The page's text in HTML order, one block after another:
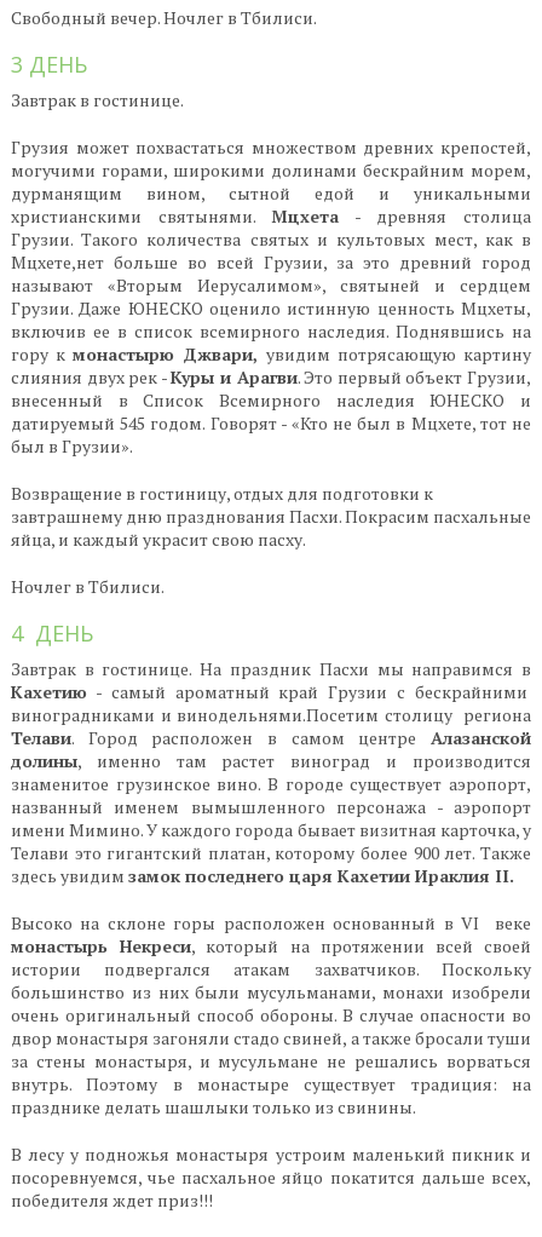
Свободный вечер. Ночлег в Тбилиси.
3 ДЕНЬ
Завтрак в гостинице.
Грузия может похвастаться множеством древних крепостей,
могучими горами, широкими долинами бескрайним морем,
дурманящим вином, сытной едой и уникальными
христианскими святынями.Мцхетa - древняя столица
Грузии. Такого количества святых и культовых мест, как в
Мцхете,нет больше во всей Грузии, за это древний город
называют «Вторым Иерусалимом», святыней и сердцем
Грузии. Даже ЮНЕСКО оценило истинную ценность Мцхеты,
включив ее в список всемирного наследия. Поднявшись на
гору кмонастырю Джвари, увидим потрясающую картину
слияния двух рек -Куры и Арагви. Это первый объект Грузии,
внесенный в Список Всемирного наследия ЮНЕСКО и
датируемый 545 годом. Говорят - «Кто не был в Мцхете, тот не
был в Грузии».
Возвращение в гостиницу, отдых для подготовки к
завтрашнему дню празднования Пасхи. Покрасим пасхальные
яйца, и каждый украсит свою пасху.
Ночлег в Тбилиси.
4 ДЕНЬ
Завтрак в гостинице. На праздник Пасхи мы направимся в
Кахетию - самый ароматный край Грузии с бескрайними
виноградниками и винодельнями.Посетим столицу региона
Телави. Город расположен в самом центреАлазанской
долины, именно там растет виноград и производится
знаменитое грузинское вино. В городе существует аэропорт,
названный именем вымышленного персонажа - аэропорт
имени Мимино. У каждого города бывает визитная карточка, у
Телави это гигантский платан, которому более 900 лет. Также
здесь увидим замок последнего царя Кахетии Ираклия II.
Высоко на склоне горы расположен основанный в VI веке
монастырь Некреси, который на протяжении всей своей
истории подвергался атакам захватчиков. Поскольку
большинство из них были мусульманами, монахи изобрели
очень оригинальный способ обороны. В случае опасности во
двор монастыря загоняли стадо свиней, а также бросали туши
за стены монастыря, и мусульмане не решались ворваться
внутрь. Поэтому в монастыре существует традиция: на
празднике делать шашлыки только из свинины.
В лесу у подножья монастыря устроим маленький пикник и
посоревнуемся, чье пасхальное яйцо покатится дальше всех,
победителя ждет приз!!!